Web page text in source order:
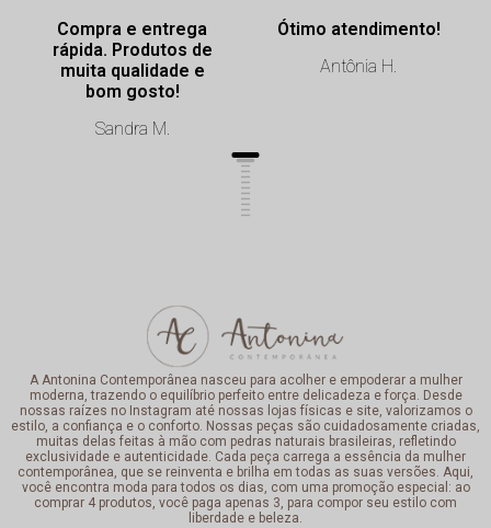
Compra e entrega
rápida. Produtos de
muita qualidade e
bom gosto!
Sandra M.
Ótimo atendimento!
Antônia H.
A Antonina Contemporânea nasceu para acolher e empoderar a mulher
moderna, trazendo o equilíbrio perfeito entre delicadeza e força. Desde
nossas raízes no Instagram até nossas lojas físicas e site, valorizamos o
estilo, a confiança e o conforto. Nossas peças são cuidadosamente criadas,
muitas delas feitas à mão com pedras naturais brasileiras, refletindo
exclusividade e autenticidade. Cada peça carrega a essência da mulher
contemporânea, que se reinventa e brilha em todas as suas versões. Aqui,
você encontra moda para todos os dias, com uma promoção especial: ao
comprar 4 produtos, você paga apenas 3, para compor seu estilo com
liberdade e beleza.